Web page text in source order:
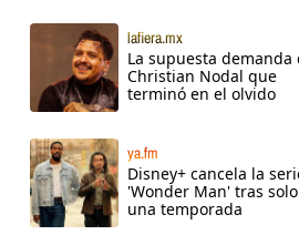
lafiera.mx
La supuesta demanda
Christian Nodal que
terminó en el olvido
ya.fm
Disney+ cancela la
'Wonder Man' tras solo
una temporada